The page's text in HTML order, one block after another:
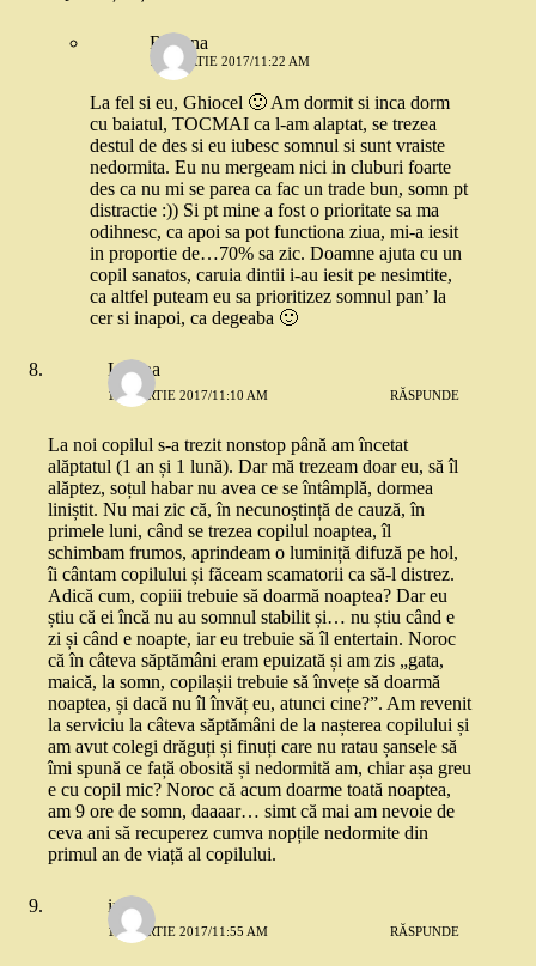
Roxana
15 MARTIE 2017/11:22 AM
La fel si eu, Ghiocel 🙂 Am dormit si inca dorm
cu baiatul, TOCMAI ca l-am alaptat, se trezea
destul de des si eu iubesc somnul si sunt vraiste
nedormita. Eu nu mergeam nici in cluburi foarte
des ca nu mi se parea ca fac un trade bun, somn pt
distractie :)) Si pt mine a fost o prioritate sa ma
odihnesc, ca apoi sa pot functiona ziua, mi-a iesit
in proportie de…70% sa zic. Doamne ajuta cu un
copil sanatos, caruia dintii i-au iesit pe nesimtite,
ca altfel puteam eu sa prioritizez somnul pan’ la
cer si inapoi, ca degeaba 🙂
Liliana
15 MARTIE 2017/11:10 AM RĂSPUNDE
La noi copilul s-a trezit nonstop până am încetat
alăptatul (1 an și 1 lună). Dar mă trezeam doar eu, să îl
alăptez, soțul habar nu avea ce se întâmplă, dormea
liniștit. Nu mai zic că, în necunoștință de cauză, în
primele luni, când se trezea copilul noaptea, îl
schimbam frumos, aprindeam o luminiță difuză pe hol,
îi cântam copilului și făceam scamatorii ca să-l distrez.
Adică cum, copiii trebuie să doarmă noaptea? Dar eu
știu că ei încă nu au somnul stabilit și… nu știu când e
zi și când e noapte, iar eu trebuie să îl entertain. Noroc
că în câteva săptămâni eram epuizată și am zis „gata,
maică, la somn, copilașii trebuie să învețe să doarmă
noaptea, și dacă nu îl învăț eu, atunci cine?”. Am revenit
la serviciu la câteva săptămâni de la nașterea copilului și
am avut colegi drăguți și finuți care nu ratau șansele să
îmi spună ce față obosită și nedormită am, chiar așa greu
e cu copil mic? Noroc că acum doarme toată noaptea,
am 9 ore de somn, daaaar… simt că mai am nevoie de
ceva ani să recuperez cumva nopțile nedormite din
primul an de viață al copilului.
irina
15 MARTIE 2017/11:55 AM RĂSPUNDE